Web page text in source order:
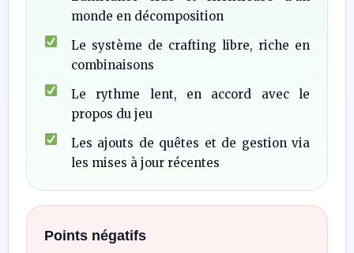
monde en décomposition
Le système de crafting libre, riche en
combinaisons
Le rythme lent, en accord avec le
propos du jeu
Les ajouts de quêtes et de gestion via
les mises à jour récentes
Points négatifs